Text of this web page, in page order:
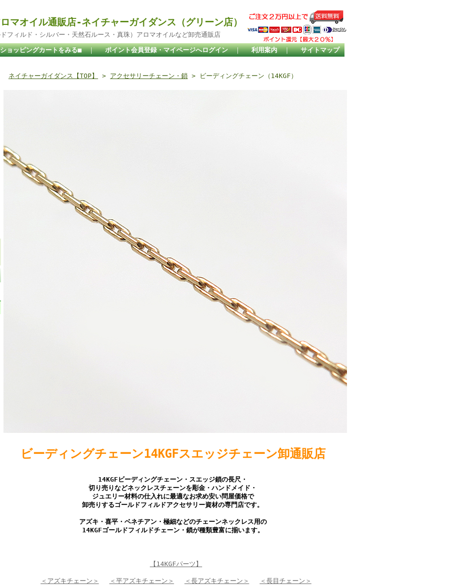
マオイル通販店-ネイチャーガイダンス（グリーン店）
フィルド・シルバー・天然石ルース・真珠）アロマオイルなど卸売通販店
ョッピングカートをみる■ ｜ ポイント会員登録・マイページへログイン ｜ 利用案内 ｜ サイトマップ
ネイチャーガイダンス【TOP】 > アクセサリーチェーン・鎖 > ビーディングチェーン（14KGF）
ビーディングチェーン14KGFスエッジチェーン卸通販店
14KGFビーディングチェーン・スエッジ鎖の長尺・
切り売りなどネックレスチェーンを彫金・ハンドメイド・
ジュエリー材料の仕入れに最適なお求め安い問屋価格で
卸売りするゴールドフィルドアクセサリー資材の専門店です。
アズキ・喜平・ベネチアン・極細などのチェーンネックレス用の
14KGFゴールドフィルドチェーン・鎖が種類豊富に揃います。
【14KGFパーツ】
＜アズキチェーン＞ ＜平アズキチェーン＞ ＜長アズキチェーン＞ ＜長目チェーン＞